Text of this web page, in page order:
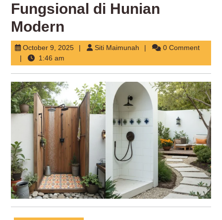
Fungsional di Hunian
Modern
October 9, 2025October
2025
Siti Maimunah Siti
0 Comment
1:46 am